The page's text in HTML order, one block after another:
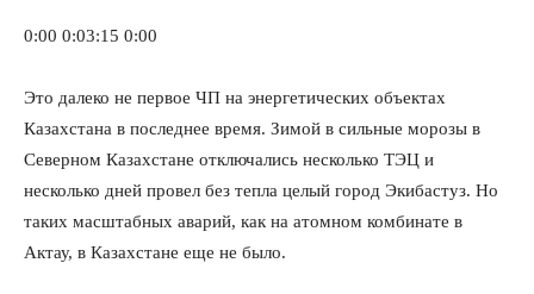
0:00 0:03:15 0:00
Это далеко не первое ЧП на энергетических объектах
Казахстана в последнее время. Зимой в сильные морозы в
Северном Казахстане отключались несколько ТЭЦ и
несколько дней провел без тепла целый город Экибастуз. Но
таких масштабных аварий, как на атомном комбинате в
Актау, в Казахстане еще не было.